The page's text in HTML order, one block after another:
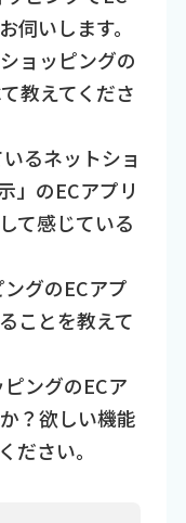
伺いします。
ョッピングの
教えてくださ
るネットショ
」のECアプリ
て感じている
グのECアプ
ことを教えて
ングのECア
？欲しい機能
ださい。